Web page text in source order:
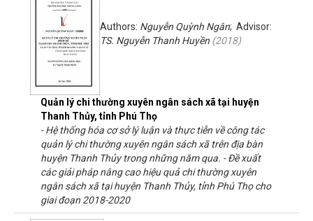
Quản lý chi thường xuyên ngân sách xã tại huyện
Thanh Thủy, tỉnh Phú Thọ
Authors: Nguyễn Quỳnh Ngân; Advisor:
TS. Nguyễn Thanh Huyền (2018)
- Hệ thống hóa cơ sở lý luận và thực tiễn về công tác
quản lý chi thường xuyên ngân sách xã trên địa bàn
huyện Thanh Thủy trong những năm qua. - Đề xuất
các giải pháp nâng cao hiệu quả chi thường xuyên
ngân sách xã tại huyện Thanh Thủy, tỉnh Phú Thọ cho
giai đoạn 2018-2020